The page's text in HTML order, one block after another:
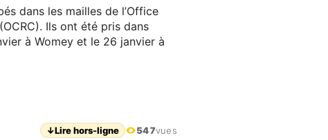
dans les mailles de l’Office
Ils ont été pris dans
à Womey et le 26 janvier à
↓Lire hors-ligne 547vues